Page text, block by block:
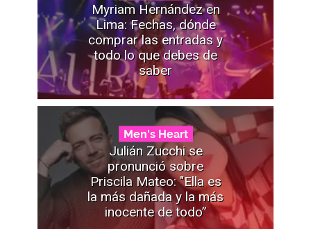
Myriam Hernández en
Lima: Fechas, dónde
comprar las entradas y
todo lo que debes de
saber
Men's Heart
Julián Zucchi se
pronunció sobre
Priscila Mateo: "Ella es
la más dañada y la más
inocente de todo”